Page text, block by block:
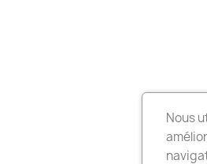
Nous